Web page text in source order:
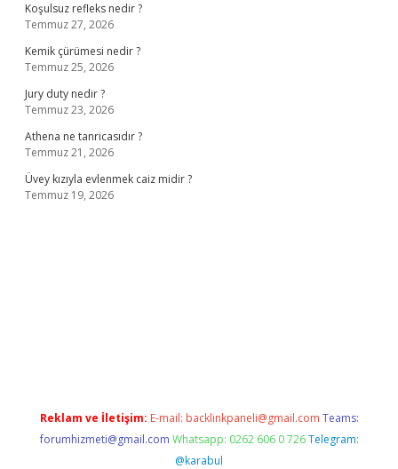
Koşulsuz refleks nedir ?
Temmuz 27, 2026
Kemik çürümesi nedir ?
Temmuz 25, 2026
Jury duty nedir ?
Temmuz 23, 2026
Athena ne tanricasıdır ?
Temmuz 21, 2026
Üvey kızıyla evlenmek caiz midir ?
Temmuz 19, 2026
Reklam ve İletişim: E-mail: backlinkpaneli@gmail.com Teams:
forumhizmeti@gmail.com Whatsapp: 0262 606 0 726 Telegram:
@karabul